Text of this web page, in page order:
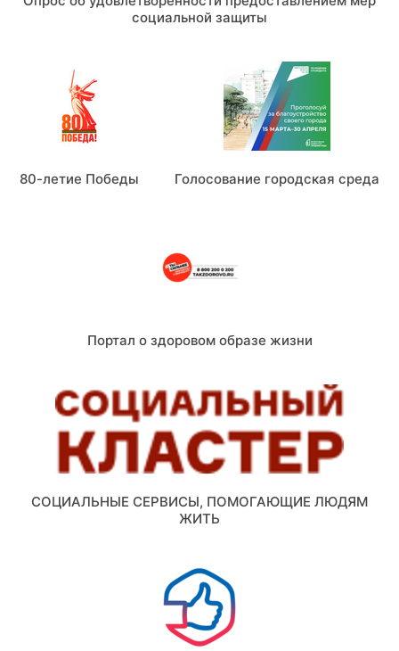
социальной защиты
80-летие Победы Голосование городская среда
Портал о здоровом образе жизни
СОЦИАЛЬНЫЕ СЕРВИСЫ, ПОМОГАЮЩИЕ ЛЮДЯМ
ЖИТЬ